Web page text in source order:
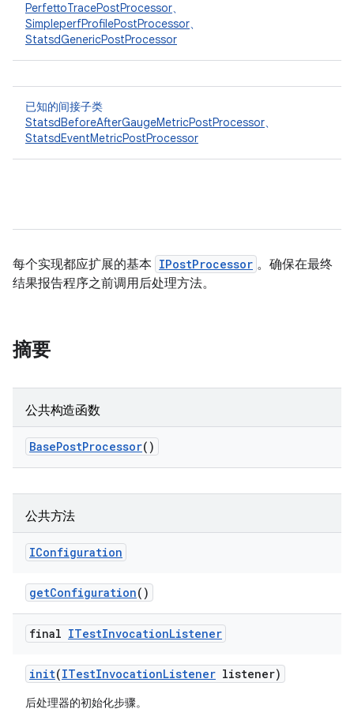
PerfettoTracePostProcessor、
SimpleperfProfilePostProcessor、
StatsdGenericPostProcessor
已知的间接子类
StatsdBeforeAfterGaugeMetricPostProcessor、
StatsdEventMetricPostProcessor
每个实现都应扩展的基本 IPostProcessor 。确保在最终
结果报告程序之前调用后处理方法。
摘要
公共构造函数
BasePostProcessor()
公共方法
IConfiguration
getConfiguration()
final ITestInvocationListener
init(ITestInvocationListener listener)
后处理器的初始化步骤。